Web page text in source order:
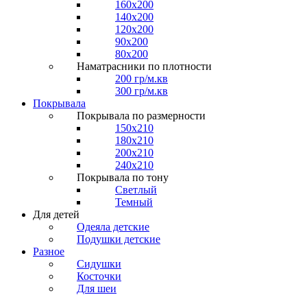
160x200
140x200
120x200
90x200
80x200
Наматрасники по плотности
200 гр/м.кв
300 гр/м.кв
Покрывала
Покрывала по размерности
150x210
180x210
200x210
240x210
Покрывала по тону
Светлый
Темный
Для детей
Одеяла детские
Подушки детские
Разное
Сидушки
Косточки
Для шеи